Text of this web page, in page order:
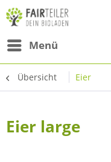
Menü
Übersicht Eier
Eier large